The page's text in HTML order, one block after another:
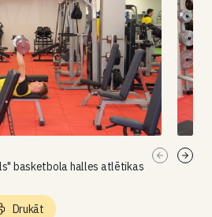
basketbola halles atlētikas
Drukāt